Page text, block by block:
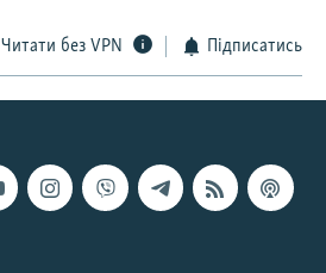
Читати без VPN Підписатись